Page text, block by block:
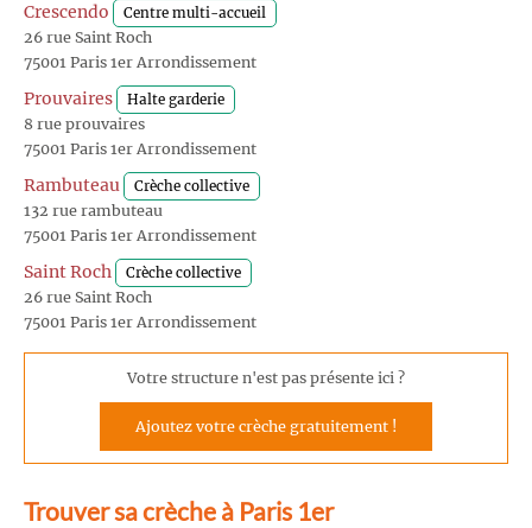
Crescendo Centre multi-accueil
26 rue Saint Roch
75001 Paris 1er Arrondissement
Prouvaires Halte garderie
8 rue prouvaires
75001 Paris 1er Arrondissement
Rambuteau Crèche collective
132 rue rambuteau
75001 Paris 1er Arrondissement
Saint Roch Crèche collective
26 rue Saint Roch
75001 Paris 1er Arrondissement
Votre structure n'est pas présente ici ?
Ajoutez votre crèche gratuitement !
Trouver sa crèche à Paris 1er